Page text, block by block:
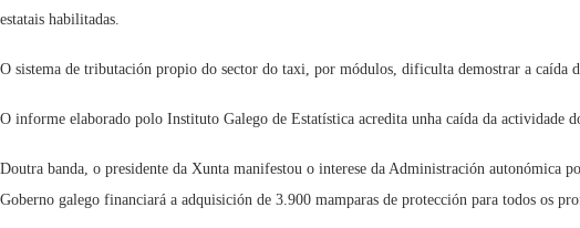
estatais habilitadas.
O sistema de tributación propio do sector do taxi, por módulos, dificulta demostrar a caída
O informe elaborado polo Instituto Galego de Estatística acredita unha caída da actividade
Doutra banda, o presidente da Xunta manifestou o interese da Administración autonómica
Goberno galego financiará a adquisición de 3.900 mamparas de protección para todos os